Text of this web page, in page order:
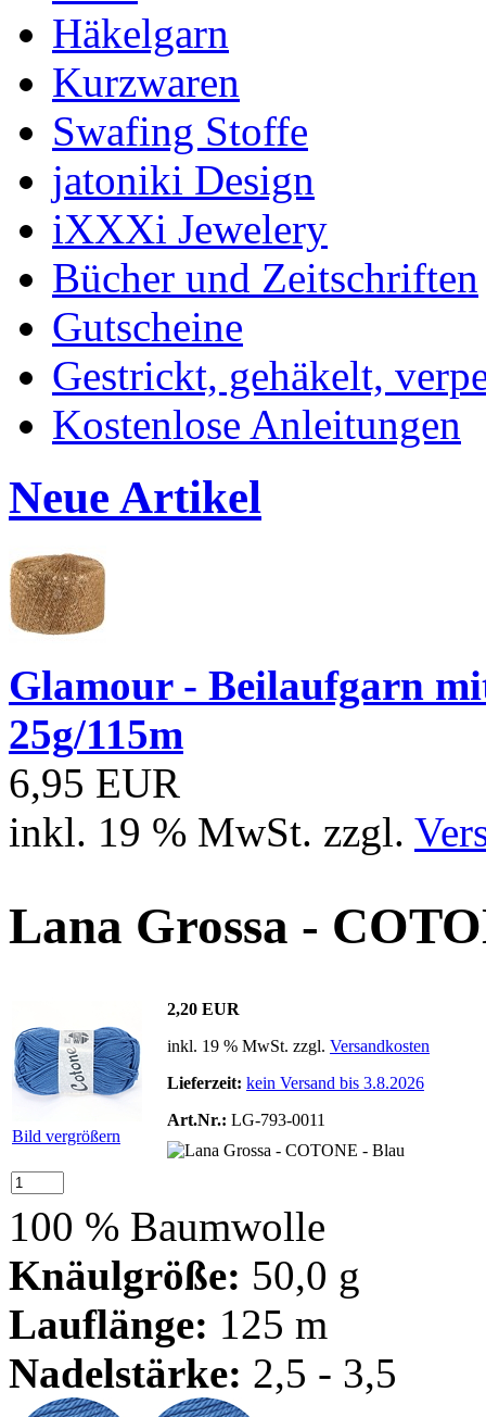
Häkelgarn
Kurzwaren
Swafing Stoffe
jatoniki Design
iXXXi Jewelery
Bücher und Zeitschriften
Gutscheine
Gestrickt, gehäkelt,
Kostenlose Anleitungen
Neue Artikel
Glamour - Beilaufgarn
25g/115m
6,95 EUR
inkl. 19 % MwSt. zzgl.
Lana Grossa -
Bild vergrößern
2,20 EUR
inkl. 19 % MwSt. zzgl. Versandkosten
Lieferzeit: kein Versand bis 3.8.2026
Art.Nr.: LG-793-0011
100 % Baumwolle
Knäulgröße: 50,0 g
Lauflänge: 125 m
Nadelstärke: 2,5 - 3,5